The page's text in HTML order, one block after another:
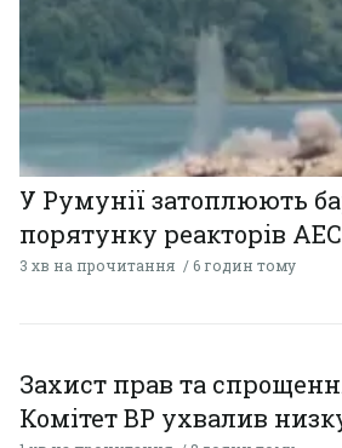
У Румунії затоплюють
порятунку реакторів
3 хв на прочитання 6 годин тому
Захист прав та
Комітет ВР ухвалив